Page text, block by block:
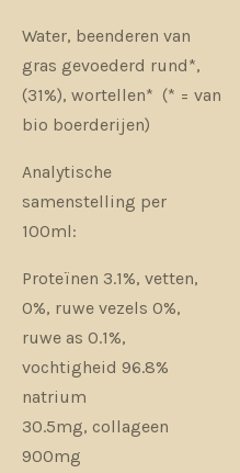
Water, beenderen van
gras gevoederd rund*,
(31%), wortellen* (* = van
bio boerderijen)
Analytische
samenstelling per
100ml:
Proteïnen 3.1%, vetten,
0%, ruwe vezels 0%,
ruwe as 0.1%,
vochtigheid 96.8%
natrium
30.5mg, collageen
900mg